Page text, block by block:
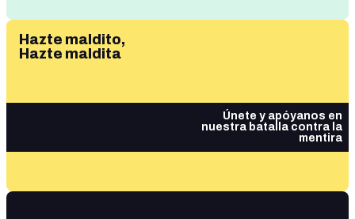
Hazte maldito,
Hazte maldita
Únete y apóyanos en
nuestra batalla contra la
mentira